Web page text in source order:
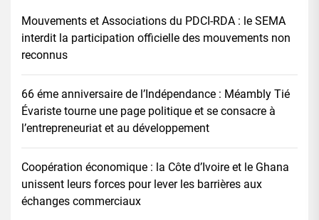
Mouvements et Associations du PDCI-RDA : le SEMA
interdit la participation officielle des mouvements non
reconnus
66 éme anniversaire de l’Indépendance : Méambly Tié
Évariste tourne une page politique et se consacre à
l’entrepreneuriat et au développement
Coopération économique : la Côte d’Ivoire et le Ghana
unissent leurs forces pour lever les barrières aux
échanges commerciaux